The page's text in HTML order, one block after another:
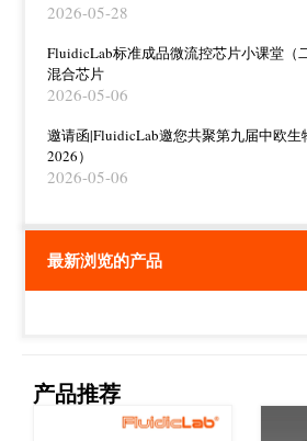
2026-05-28
FluidicLab标准成品微流控芯片小课堂（
混合芯片
2026-05-06
邀请函|FluidicLab邀您共聚第九届中欧生
2026）
2026-05-06
最新浏览的产品
产品推荐